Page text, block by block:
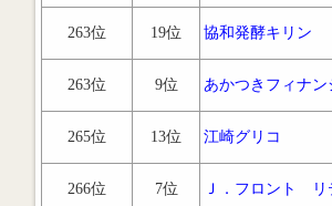
263位 19位 協和発酵キリン
263位 9位 あかつきフィナ
265位 13位 江崎グリコ
266位 7位 Ｊ．フロント リ